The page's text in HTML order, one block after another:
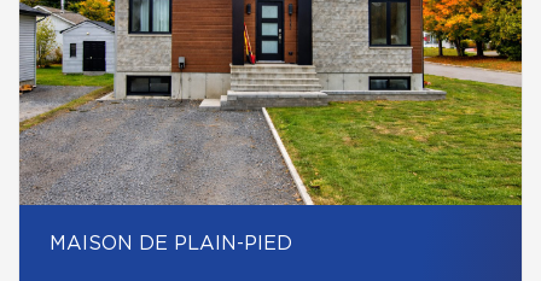
MAISON DE PLAIN-PIED